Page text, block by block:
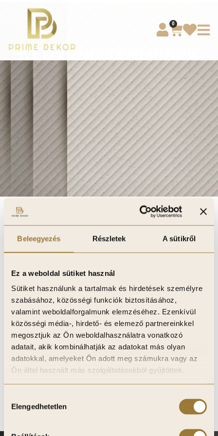
Beleegyezés Részletek A sütikről
Ez a weboldal sütiket használ
Sütiket használunk a tartalmak és hirdetések személyre
szabásához, közösségi funkciók biztosításához,
valamint weboldalforgalmunk elemzéséhez. Ezenkívül
közösségi média-, hirdető- és elemező partnereinkkel
megosztjuk az Ön weboldalhasználatra vonatkozó
adatait, akik kombinálhatják az adatokat más olyan
adatokkal, amelyeket Ön adott meg számukra vagy az
Ön által használt más szolgáltatásokból gyűjtöttek.
kiválasztása
Elengedhetetlen
0
KEDVENC TERMÉKEK
Fedezze fel kedvenc
termékeit
korábban elmentett. Válogasson kedvére, és tegye a
kiválasztott termékeket a kosárba néhány kattintással – így
bármikor könnyedén megrendelheti őket, amikor eljött az
ideje otthona megújításának!
Your Wishlist is currently empty.
Vissza a boltba